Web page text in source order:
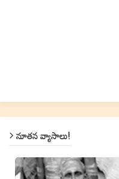
నూతన వ్యాసాలు!